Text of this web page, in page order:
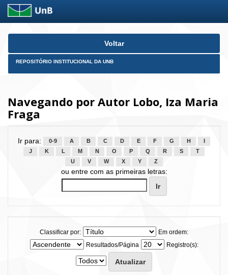
Skip
Voltar
REPOSITÓRIO INSTITUCIONAL DA UNB
Navegando por Autor Lobo, Iza Maria
Fraga
Ir para: 0-9 A B C D E F G H
J
K L M N O P Q R S
T
U
V W X Y Z
ou entre com as primeiras letras:
Classificar por:
Em ordem:
Resultados/Página
Registro(s):